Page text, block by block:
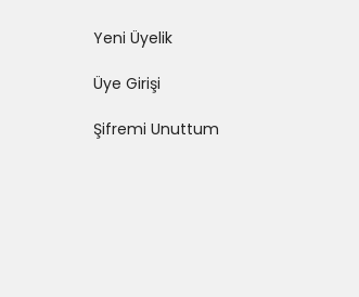
Yeni Üyelik
Üye Girişi
Şifremi Unuttum